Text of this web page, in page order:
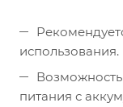
использования.
питания с